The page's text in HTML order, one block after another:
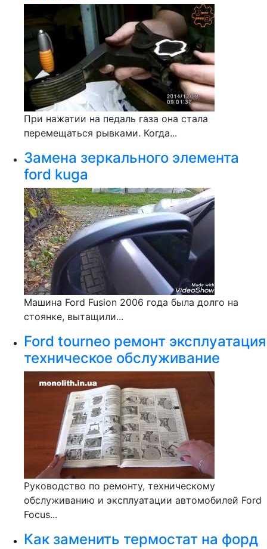
При нажатии на педаль газа она стала
перемещаться рывками. Когда...
Замена зеркального элемента
ford kuga
Машина Ford Fusion 2006 года была долго на
стоянке, вытащили...
Ford tourneo ремонт эксплуатация
техническое обслуживание
Руководство по ремонту, техническому
обслуживанию и эксплуатации автомобилей Ford
Focus...
Как заменить термостат на форд